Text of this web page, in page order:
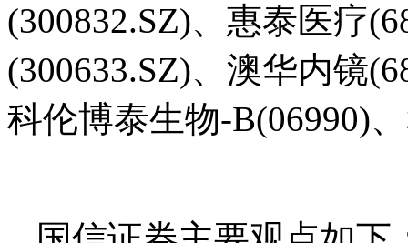
(300832.SZ)、惠泰医疗
(300633.SZ)、澳华内镜
科伦博泰生物-B(06990)